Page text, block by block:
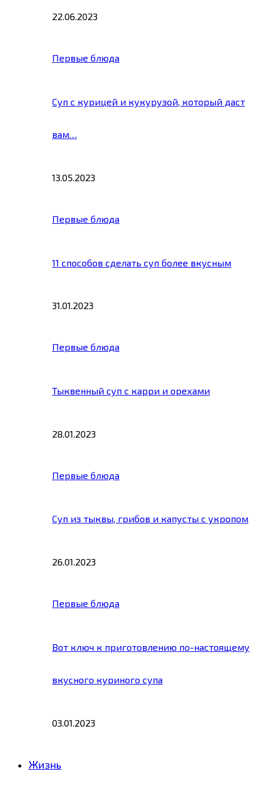
22.06.2023
Первые блюда
Суп с курицей и кукурузой, который даст
вам…
13.05.2023
Первые блюда
11 способов сделать суп более вкусным
31.01.2023
Первые блюда
Тыквенный суп с карри и орехами
28.01.2023
Первые блюда
Суп из тыквы, грибов и капусты с укропом
26.01.2023
Первые блюда
Вот ключ к приготовлению по-настоящему
вкусного куриного супа
03.01.2023
Жизнь